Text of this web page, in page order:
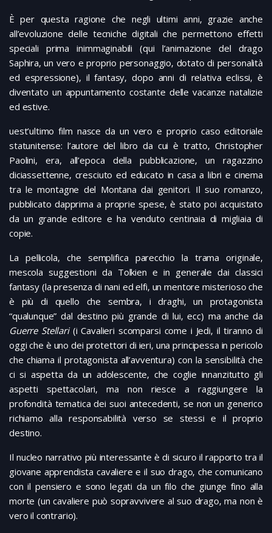
È per questa ragione che negli ultimi anni, grazie anche
all’evoluzione delle tecniche digitali che permettono effetti
speciali prima inimmaginabili (qui l’animazione del drago
Saphira, un vero e proprio personaggio, dotato di personalità
ed espressione), il fantasy, dopo anni di relativa eclissi, è
diventato un appuntamento costante delle vacanze natalizie
ed estive.
uest’ultimo film nasce da un vero e proprio caso editoriale
statunitense: l’autore del libro da cui è tratto, Christopher
Paolini, era, all’epoca della pubblicazione, un ragazzino
diciassettenne, cresciuto ed educato in casa a libri e cinema
tra le montagne del Montana dai genitori. Il suo romanzo,
pubblicato dapprima a proprie spese, è stato poi acquistato
da un grande editore e ha venduto centinaia di migliaia di
copie.
La pellicola, che semplifica parecchio la trama originale,
mescola suggestioni da Tolkien e in generale dai classici
fantasy (la presenza di nani ed elfi, un mentore misterioso che
è più di quello che sembra, i draghi, un protagonista
“qualunque” dal destino più grande di lui, ecc) ma anche da
Guerre Stellari(i Cavalieri scomparsi come i Jedi, il tiranno di
oggi che è uno dei protettori di ieri, una principessa in pericolo
che chiama il protagonista all’avventura) con la sensibilità che
ci si aspetta da un adolescente, che coglie innanzitutto gli
aspetti spettacolari, ma non riesce a raggiungere la
profondità tematica dei suoi antecedenti, se non un generico
richiamo alla responsabilità verso se stessi e il proprio
destino.
Il nucleo narrativo più interessante è di sicuro il rapporto tra il
giovane apprendista cavaliere e il suo drago, che comunicano
con il pensiero e sono legati da un filo che giunge fino alla
morte (un cavaliere può sopravvivere al suo drago, ma non è
vero il contrario).